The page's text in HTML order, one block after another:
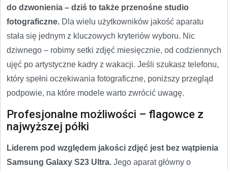
do dzwonienia – dziś to także przenośne studio
fotograficzne. Dla wielu użytkowników jakość aparatu
stała się jednym z kluczowych kryteriów wyboru. Nic
dziwnego – robimy setki zdjęć miesięcznie, od codziennych
ujęć po artystyczne kadry z wakacji. Jeśli szukasz telefonu,
który spełni oczekiwania fotograficzne, poniższy przegląd
podpowie, na które modele warto zwrócić uwagę.
Profesjonalne możliwości – flagowce z
najwyższej półki
Liderem pod względem jakości zdjęć jest bez wątpienia
Samsung Galaxy S23 Ultra. Jego aparat główny o